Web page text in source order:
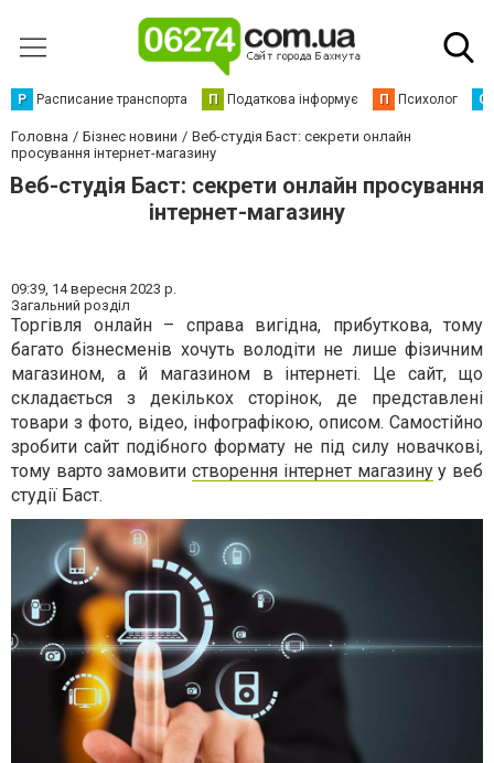
Р Расписание транспорта П Податкова інформує П Психолог С
Головна Бізнес новини
Веб-студія Баст: секрети онлайн
просування інтернет-магазину
Веб-студія Баст: секрети онлайн просування
інтернет-магазину
09:39, 14 вересня 2023 р.
Загальний розділ
Торгівля онлайн – справа вигідна, прибуткова, тому
багато бізнесменів хочуть володіти не лише фізичним
магазином, а й магазином в інтернеті. Це сайт, що
складається з декількох сторінок, де представлені
товари з фото, відео, інфографікою, описом. Самостійно
зробити сайт подібного формату не під силу новачкові,
тому варто замовитистворення інтернет магазинуу веб
студії Баст.